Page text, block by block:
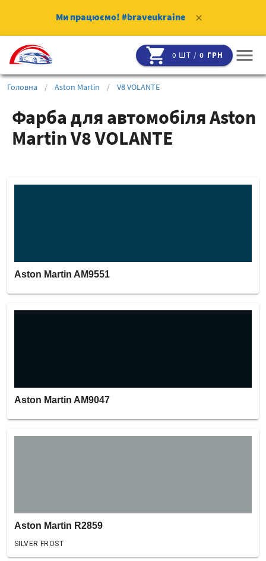
Ми працюємо! #braveukraine clear
shopping_cart 0 ШТ /0 ГРН menu
Головна / Aston Martin / V8 VOLANTE
Фарба для автомобіля Aston
Martin V8 VOLANTE
Aston Martin AM9551
Aston Martin AM9047
Aston Martin R2859
SILVER FROST